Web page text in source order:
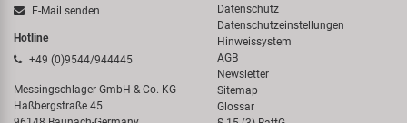
E-Mail senden
Hotline
+49 (0)9544/944445
Messingschlager GmbH & Co. KG
Haßbergstraße 45
Datenschutz
Datenschutzeinstellungen
Hinweissystem
AGB
Newsletter
Sitemap
Glossar